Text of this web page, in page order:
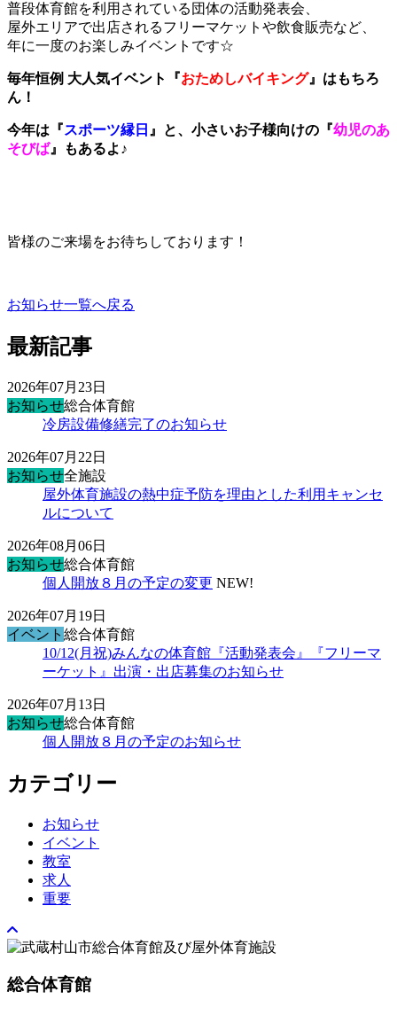
普段体育館を利用されている団体の活動発表会、
屋外エリアで出店されるフリーマケットや飲食販売など、
年に一度のお楽しみイベントです☆
毎年恒例 大人気イベント『おためしバイキング』はもちろ
ん！
今年は『スポーツ縁日 』と、小さいお子様向けの『幼児のあ
そびば』もあるよ♪
皆様のご来場をお待ちしております！
お知らせ一覧へ戻る
最新記事
2026年07月23日
お知らせ総合体育館
冷房設備修繕完了のお知らせ
2026年07月22日
お知らせ全施設
屋外体育施設の熱中症予防を理由とした利用キャンセ
ルについて
2026年08月06日
お知らせ総合体育館
個人開放８月の予定の変更 NEW!
2026年07月19日
イベント 総合体育館
10/12(月祝)みんなの体育館『活動発表会』『フリーマ
ーケット』出演・出店募集のお知らせ
2026年07月13日
お知らせ総合体育館
個人開放８月の予定のお知らせ
カテゴリー
お知らせ
イベント
教室
求人
重要
総合体育館